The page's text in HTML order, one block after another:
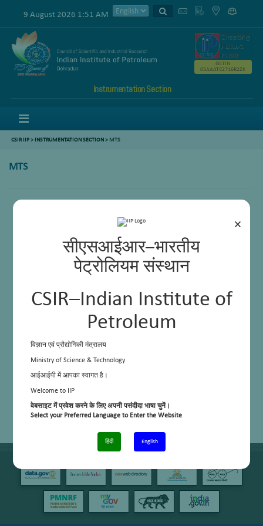
×
सीएसआईआर–भारतीय
पेट्रोलियम संस्थान
CSIR–Indian Institute of
Petroleum
विज्ञान एवं प्रौद्योगिकी मंत्रालय
Ministry of Science & Technology
आईआईपी में आपका स्वागत है।
Welcome to IIP
वेबसाइट में प्रवेश करने के लिए अपनी पसंदीदा भाषा चुनें।
Select your Preferred Language to Enter the Website
हिंदी English
9 August 2026 1:51 AM
Instrumentation Section
GSTIN
05AAATC2716R2ZK
CSIR IIP> INSTRUMENTATION SECTION> MTS
MTS